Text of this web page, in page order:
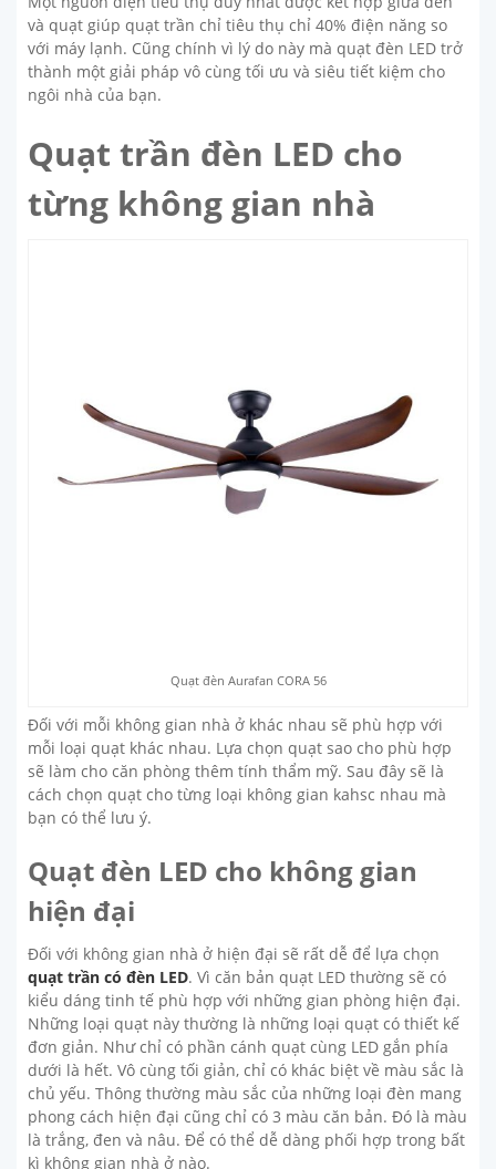
và quạt giúp quạt trần chỉ tiêu thụ chỉ 40% điện năng so
với máy lạnh. Cũng chính vì lý do này mà quạt đèn LED trở
thành một giải pháp vô cùng tối ưu và siêu tiết kiệm cho
ngôi nhà của bạn.
Quạt trần đèn LED cho
từng không gian nhà
Quạt đèn Aurafan CORA 56
Đối với mỗi không gian nhà ở khác nhau sẽ phù hợp với
mỗi loại quạt khác nhau. Lựa chọn quạt sao cho phù hợp
sẽ làm cho căn phòng thêm tính thẩm mỹ. Sau đây sẽ là
cách chọn quạt cho từng loại không gian kahsc nhau mà
bạn có thể lưu ý.
Quạt đèn LED cho không gian
hiện đại
Đối với không gian nhà ở hiện đại sẽ rất dễ để lựa chọn
quạt trần có đèn LED. Vì căn bản quạt LED thường sẽ có
kiểu dáng tinh tế phù hợp với những gian phòng hiện đại.
Những loại quạt này thường là những loại quạt có thiết kế
đơn giản. Như chỉ có phần cánh quạt cùng LED gắn phía
dưới là hết. Vô cùng tối giản, chỉ có khác biệt về màu sắc là
chủ yếu. Thông thường màu sắc của những loại đèn mang
phong cách hiện đại cũng chỉ có 3 màu căn bản. Đó là màu
là trắng, đen và nâu. Để có thể dễ dàng phối hợp trong bất
kì không gian nhà ở nào.